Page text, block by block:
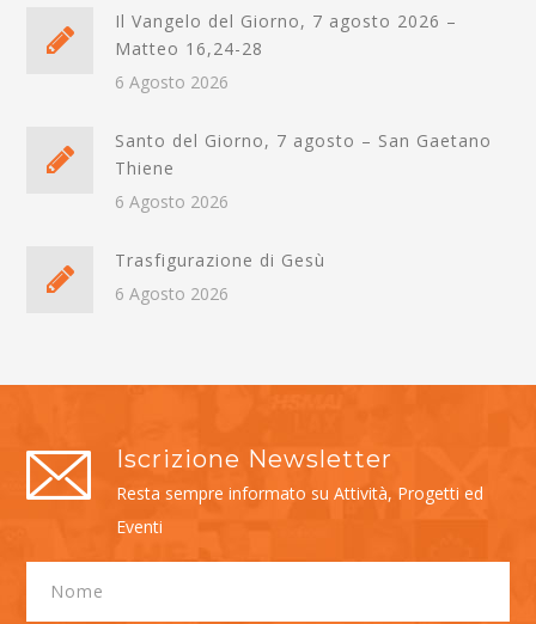
Il Vangelo del Giorno, 7 agosto 2026 –
Matteo 16,24-28
6 Agosto 2026
Santo del Giorno, 7 agosto – San Gaetano
Thiene
6 Agosto 2026
Trasfigurazione di Gesù
6 Agosto 2026
Iscrizione Newsletter
Resta sempre informato su Attività, Progetti ed
Eventi